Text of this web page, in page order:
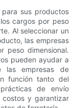
sus productos
cargos por peso
Al seleccionar un
las empresas
peso dimensional.
pueden ayudar a
las empresas de
función tanto del
de envío
costos y garantizar